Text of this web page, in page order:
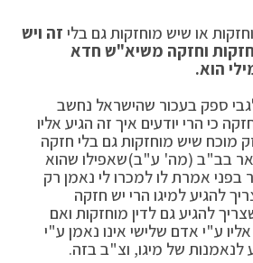
או שיש מוחזקות גם בלי זה ויש
וחזקה משיא"ש חדא
הוא.
ספק בעכור שהישראל נחשב
כי הרי יודעים איך זה הגיע אליו
מוכח שיש מוחזקות גם בלי חזקה
בב"ב (מה' ע"ב)שאפילו שהוא
בפני אמרת לו למכרו לי נאמן רק
להגיע למיגו הרי יש חזקה
להגיע גם לדין מוחזקות ואם
ע"י אדם שלישי אינו נאמן ע"י
לנאמנות של מיגו, וצ"ב בזה.